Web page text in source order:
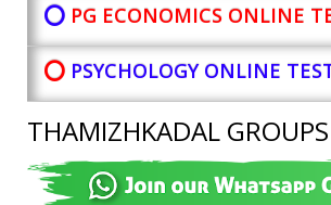
⭕ PG ECONOMICS ONLINE
⭕ PSYCHOLOGY ONLINE
THAMIZHKADAL GROUPS